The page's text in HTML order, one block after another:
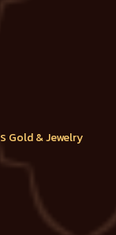
Gold & Jewelry